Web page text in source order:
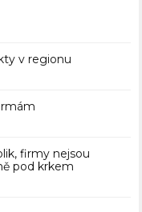
v regionu
firmy nejsou
pod krkem